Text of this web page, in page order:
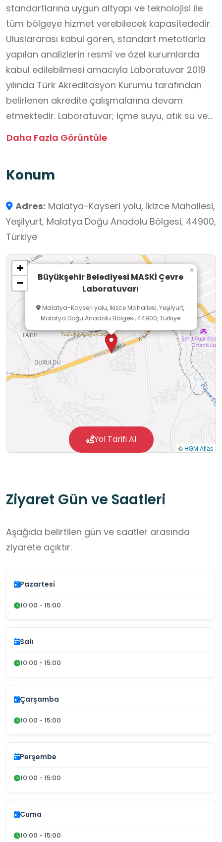
standartlarına uygun altyapı ve teknolojisi ile
tüm bölgeye hizmet verebilecek kapasitededir.
Uluslararası kabul gören, standart metotlarla
yapılan analizlerin resmî ve özel kurumlarda
kabul edilebilmesi amacıyla Laboratuvar 2019
yılında Türk Akreditasyon Kurumu tarafından
belirlenen akredite çalışmalarına devam
etmektedir. Laboratuvar; içme suyu, atık su ve
mikrobiyoloji olmak üzere toplam 46
toprak analiz laboratuvarları bulunmaktadır. Bu
ICP-MS, IC, AAS VE UV-spektrofotometre gibi
birçok enstrümantal cihaz kullanılmaktadır.
Analizler, güvenilirliği yüksek bu cihazlarla,
yönetmeliklere uygun olarak yapılmaktadır.
Toprak Analiz Laboratuvarı Tarım ve Orman
Bakanlığı tarafından yetkilidir.
Daha Fazla Görüntüle
Konum
Adres: Malatya-Kayseri yolu, İkizce Mahallesi,
Yeşilyurt, Malatya Doğu Anadolu Bölgesi, 44900,
Türkiye
Büyükşehir Belediyesi MASKİ Çevre
Laboratuvarı
Malatya-Kayseri yolu, İkizce Mahallesi, Yeşilyurt,
Malatya Doğu Anadolu Bölgesi, 44900, Türkiye
×
+
−
© HGM Atlas
Yol Tarifi Al
Ziyaret Gün ve Saatleri
Aşağıda belirtilen gün ve saatler arasında
ziyarete açıktır.
Pazartesi
10:00 - 15:00
Salı
10:00 - 15:00
Çarşamba
10:00 - 15:00
Perşembe
10:00 - 15:00
Cuma
10:00 - 15:00